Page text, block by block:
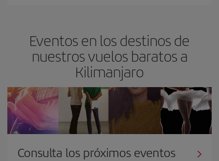
Eventos en los destinos de
nuestros vuelos baratos a
Kilimanjaro
Consulta los próximos eventos